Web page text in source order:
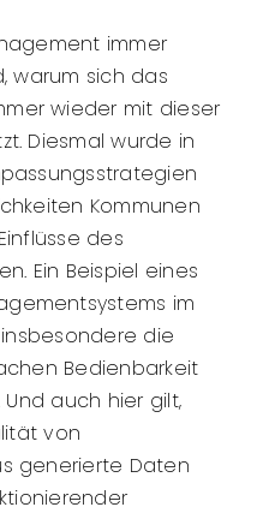
immer
warum sich das
wieder mit dieser
Diesmal wurde in
Kommunen
des
Ein Beispiel eines
im
die
Bedienbarkeit
Und auch hier gilt,
von
generierte Daten